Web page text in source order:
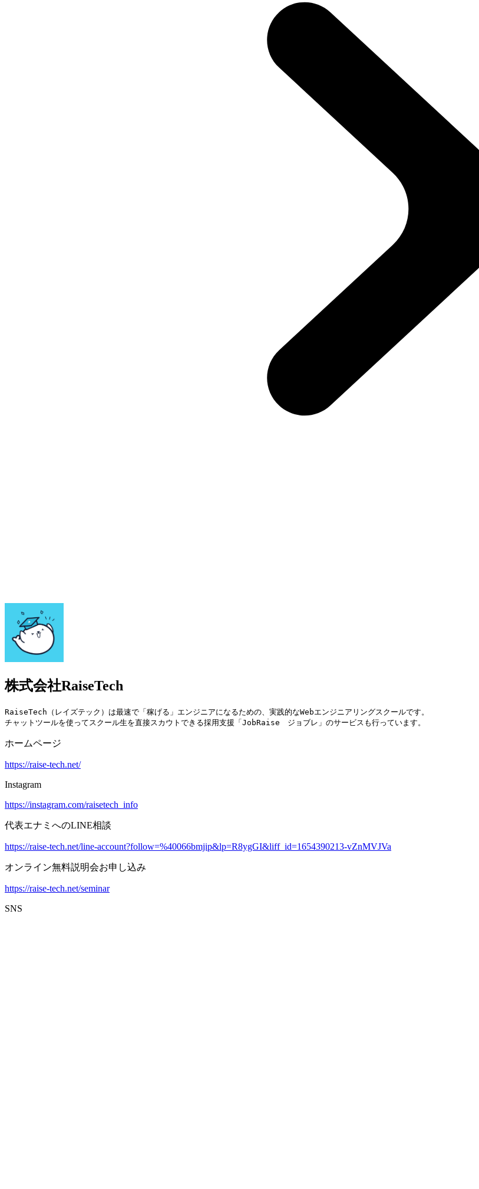
株式会社RaiseTech
RaiseTech（レイズテック）は最速で「稼げる」エンジニアになるための、実践的なWebエンジニアリングスクールです。
チャットツールを使ってスクール生を直接スカウトできる採用支援「JobRaise　ジョブレ」のサービスも行っています。
ホームページ
https://raise-tech.net/
Instagram
https://instagram.com/raisetech_info
代表エナミへのLINE相談
https://raise-tech.net/line-account?follow=%40066bmjip&lp=R8ygGI&liff_id=1654390213-vZnMVJVa
オンライン無料説明会お申し込み
https://raise-tech.net/seminar
SNS